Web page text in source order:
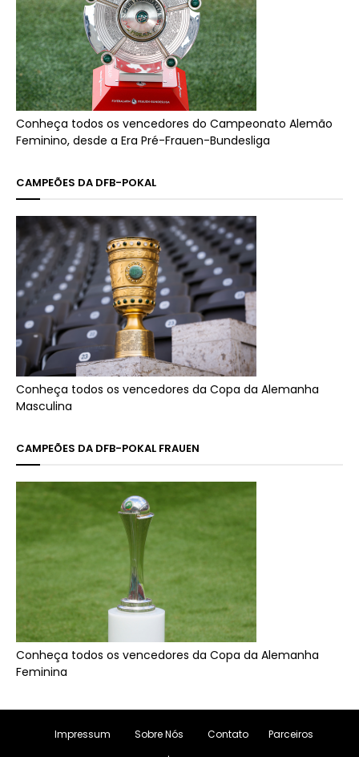
Conheça todos os vencedores do Campeonato Alemão
Feminino, desde a Era Pré-Frauen-Bundesliga
CAMPEÕES DA DFB-POKAL
Conheça todos os vencedores da Copa da Alemanha
Masculina
CAMPEÕES DA DFB-POKAL FRAUEN
Conheça todos os vencedores da Copa da Alemanha
Feminina
Impressum Sobre Nós Contato
Parceiros